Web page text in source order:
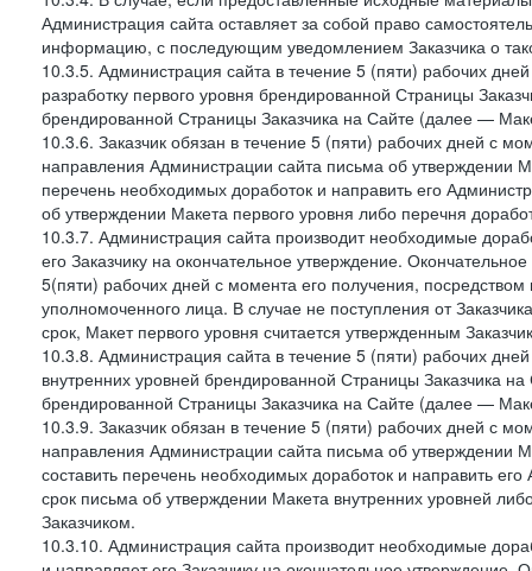
Администрация сайта оставляет за собой право
информацию, с последующим уведомлением Заказчика о
10.3.5. Администрация сайта в течение 5 (пяти) рабочих
разработку первого уровня брендированной Страницы
брендированной Страницы Заказчика на Сайте (далее —
10.3.6. Заказчик обязан в течение 5 (пяти) рабочих дней с
направления Администрации сайта письма об утверждении
перечень необходимых доработок и направить его
об утверждении Макета первого уровня либо перечня
10.3.7. Администрация сайта производит необходимые
его Заказчику на окончательное утверждение.
5(пяти) рабочих дней с момента его получения,
уполномоченного лица. В случае не поступления от
срок, Макет первого уровня считается утвержденным
10.3.8. Администрация сайта в течение 5 (пяти) рабочих
внутренних уровней брендированной Страницы Заказчика
брендированной Страницы Заказчика на Сайте (далее —
10.3.9. Заказчик обязан в течение 5 (пяти) рабочих дней с
направления Администрации сайта письма об утверждении
составить перечень необходимых доработок и направить
срок письма об утверждении Макета внутренних уровней
Заказчиком.
10.3.10. Администрация сайта производит необходимые